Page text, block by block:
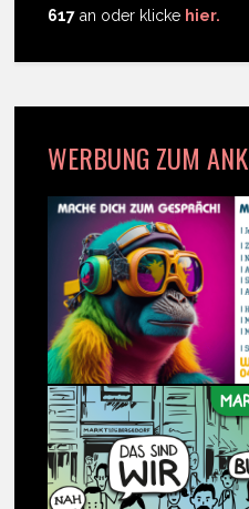
617 an oder klicke hier.
WERBUNG ZUM